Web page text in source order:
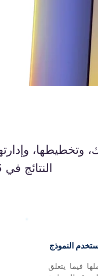
وتخطيطها،
النموذج
فيما يتعلق